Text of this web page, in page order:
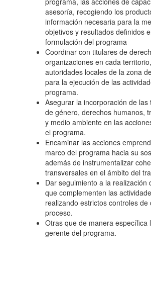
asesoría, recogiendo los
información necesaria para la
objetivos y resultados definidos
formulación del programa
Coordinar con titulares de
organizaciones en cada
autoridades locales de la zona
para la ejecución de las
programa.
Asegurar la incorporación de las
de género, derechos humanos,
y medio ambiente en las
el programa.
Encaminar las acciones
marco del programa hacia su
además de instrumentalizar
transversales en el ámbito del
Dar seguimiento a la realización
que complementen las
realizando estrictos controles de
proceso.
Otras que de manera específica
gerente del programa.